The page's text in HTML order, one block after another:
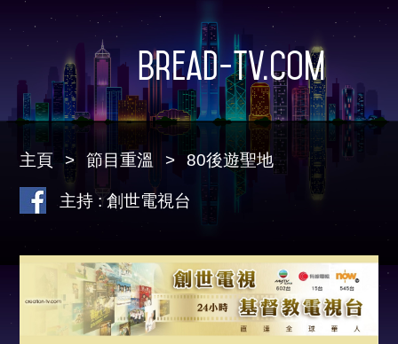
Bread-TV.com
主頁 節目重溫 80後遊聖地
主持 : 創世電視台